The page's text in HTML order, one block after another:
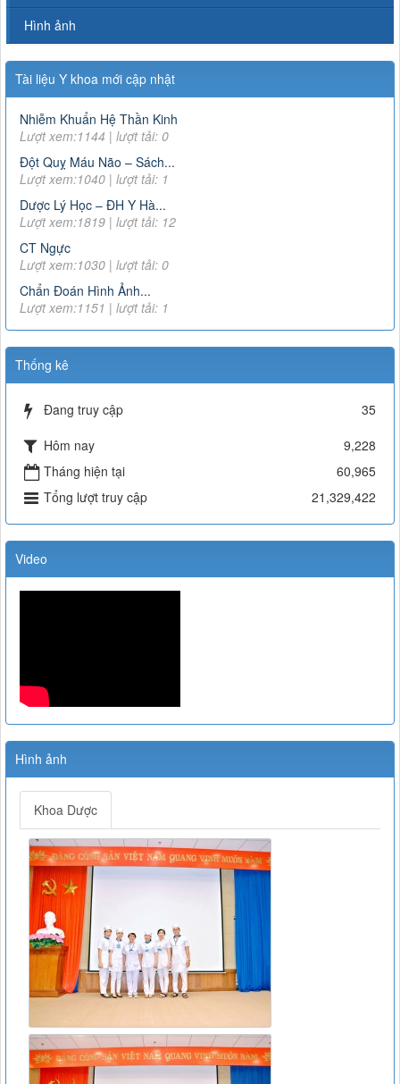
Hình ảnh
Tài liệu Y khoa mới cập nhật
Nhiễm Khuẩn Hệ Thần Kinh
Lượt xem:1144 | lượt tải: 0
Đột Quỵ Máu Não – Sách...
Lượt xem:1040 | lượt tải: 1
Dược Lý Học – ĐH Y Hà...
Lượt xem:1819 | lượt tải: 12
CT Ngực
Lượt xem:1030 | lượt tải: 0
Chẩn Đoán Hình Ảnh...
Lượt xem:1151 | lượt tải: 1
Thống kê
Đang truy cập
35
Hôm nay
9,228
Tháng hiện tại
60,965
Tổng lượt truy cập
21,329,422
Video
Hình ảnh
Khoa Dược